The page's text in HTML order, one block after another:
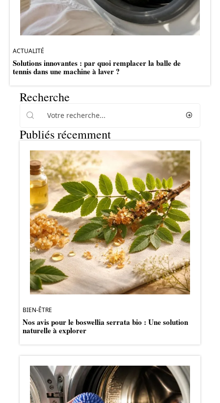
ACTUALITÉ
Solutions innovantes : par quoi remplacer la balle de
tennis dans une machine à laver ?
Recherche
Publiés récemment
BIEN-ÊTRE
Nos avis pour le boswellia serrata bio : Une solution
naturelle à explorer